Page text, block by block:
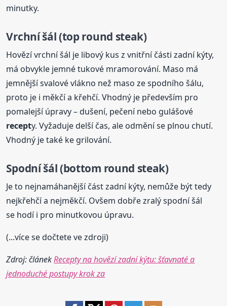
minutky.
Vrchní šál (top round steak)
Hovězí vrchní šál je libový kus z vnitřní části zadní kýty,
má obvykle jemné tukové mramorování. Maso má
jemnější svalové vlákno než maso ze spodního šálu,
proto je i měkčí a křehčí. Vhodný je především pro
pomalejší úpravy – dušení, pečení nebo gulášové
recepty. Vyžaduje delší čas, ale odmění se plnou chutí.
Vhodný je také ke grilování.
Spodní šál (bottom round steak)
Je to nejnamáhanější část zadní kýty, nemůže být tedy
nejkřehčí a nejměkčí. Ovšem dobře zralý spodní šál
se hodí i pro minutkovou úpravu.
(...více se dočtete ve zdroji)
Zdroj: článekRecepty na hovězí zadní kýtu: šťavnaté a
jednoduché postupy krok za